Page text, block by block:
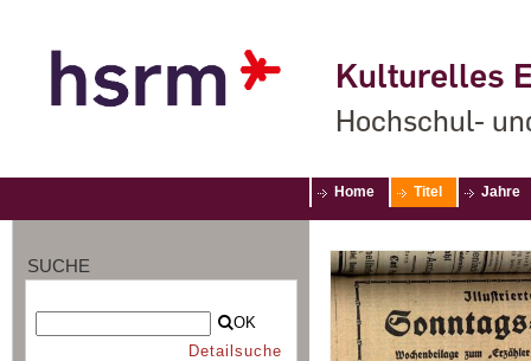
Kulturelles
Hochschul-
Home Titel Jahre
SUCHE
OK
Detailsuche